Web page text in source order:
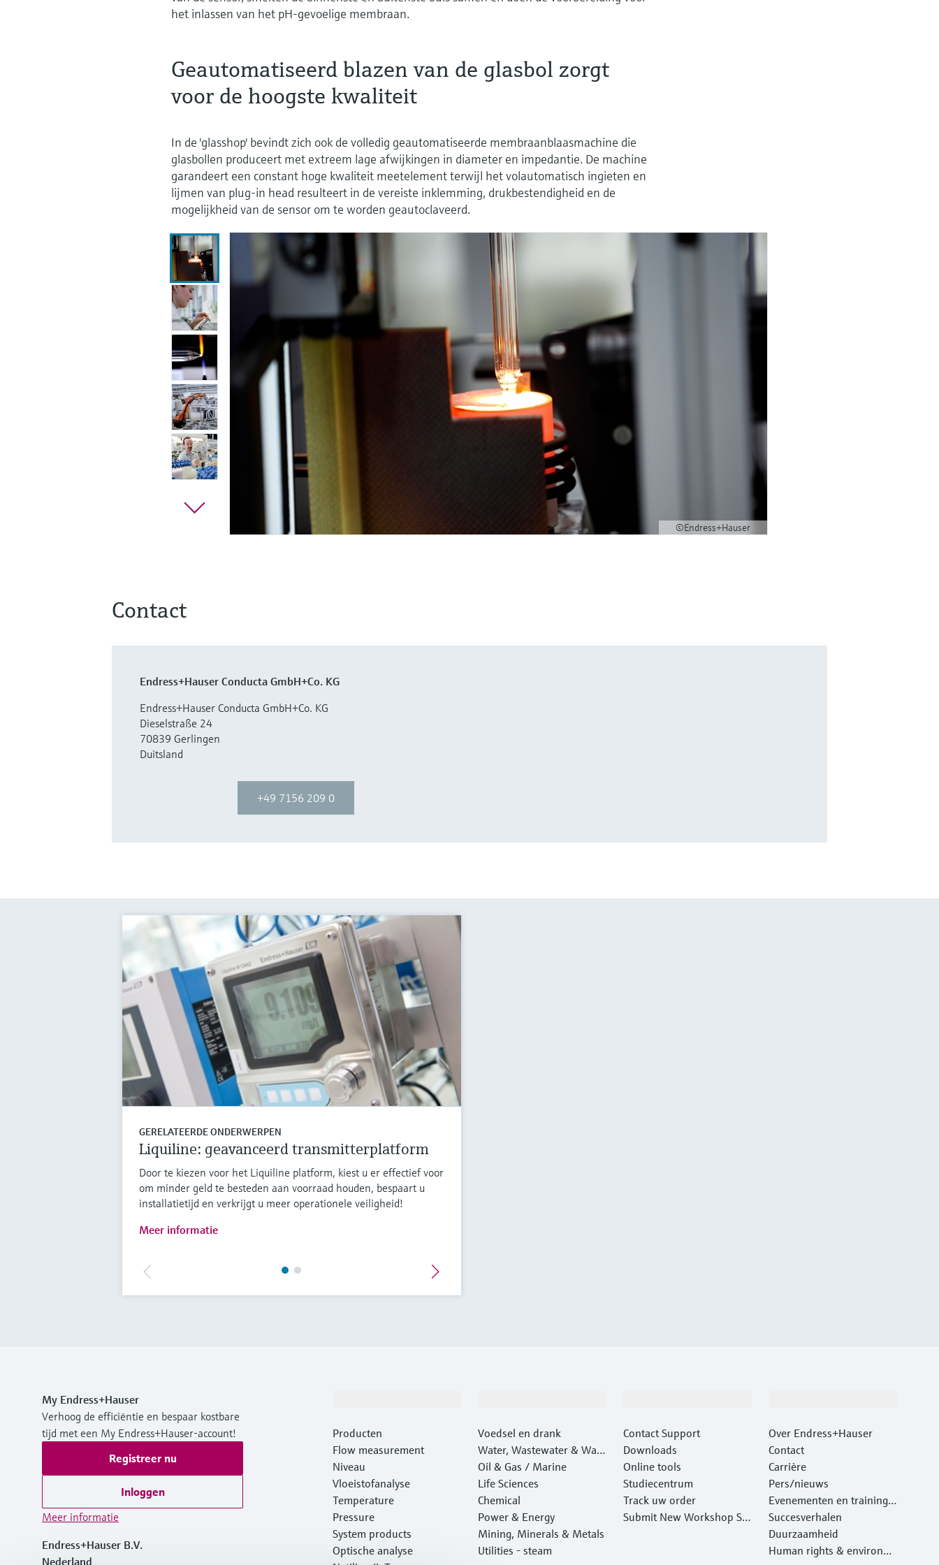
het inlassen van het pH-gevoelige membraan.
Geautomatiseerd blazen van de glasbol zorgt
voor de hoogste kwaliteit
In de 'glasshop' bevindt zich ook de volledig geautomatiseerde membraanblaasmachine die
glasbollen produceert met extreem lage afwijkingen in diameter en impedantie. De machine
garandeert een constant hoge kwaliteit meetelement terwijl het volautomatisch ingieten en
lijmen van plug-in head resulteert in de vereiste inklemming, drukbestendigheid en de
mogelijkheid van de sensor om te worden geautoclaveerd.
©Endress+Hauser
Contact
Endress+Hauser Conducta GmbH+Co. KG
Endress+Hauser Conducta GmbH+Co. KG
Dieselstraße 24
70839 Gerlingen
Duitsland
+49 7156 209 0
GERELATEERDE ONDERWERPEN
Liquiline: geavanceerd transmitterplatform
Door te kiezen voor het Liquiline platform, kiest u er effectief voor
om minder geld te besteden aan voorraad houden, bespaart u
installatietijd en verkrijgt u meer operationele veiligheid!
Meer informatie
My Endress+Hauser
Verhoog de efficiëntie en bespaar kostbare
tijd met een My Endress+Hauser-account!
Registreer nu
Inloggen
Meer informatie
Endress+Hauser B.V.
Nederland
Producten
Flow measurement
Niveau
Vloeistofanalyse
Temperature
Pressure
System products
Optische analyse
Voedsel en drank
Water, Wastewater & Wast
e
Oil & Gas / Marine
Life Sciences
Chemical
Power & Energy
Mining, Minerals & Metals
Utilities - steam
Contact Support
Downloads
Online tools
Studiecentrum
Track uw order
Submit New Workshop Ser
Over Endress+Hauser
Contact
Carrière
Pers/nieuws
Evenementen en traininge
n
Succesverhalen
Duurzaamheid
Human rights & environm